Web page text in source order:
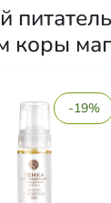
коры
-19%